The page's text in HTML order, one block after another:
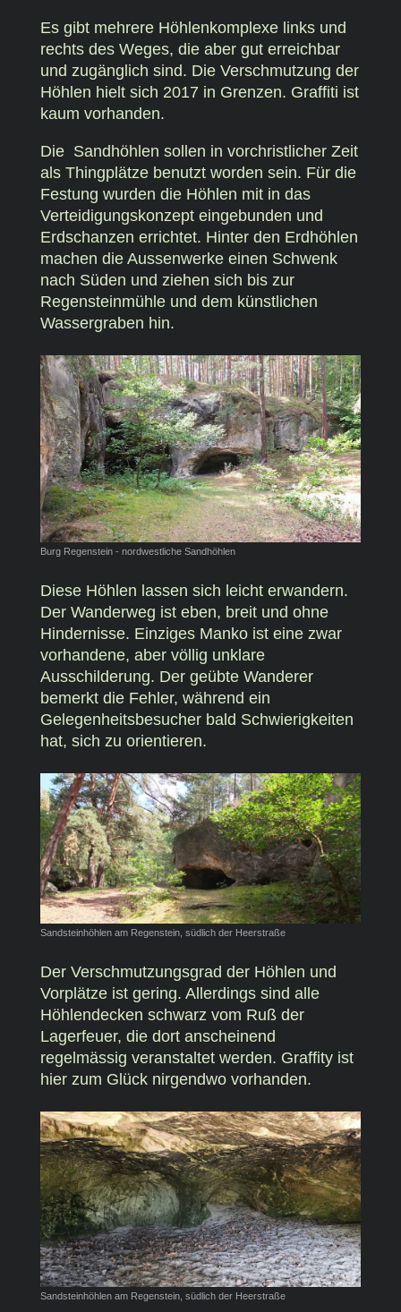
Es gibt mehrere Höhlenkomplexe links und
rechts des Weges, die aber gut erreichbar
und zugänglich sind. Die Verschmutzung der
Höhlen hielt sich 2017 in Grenzen. Graffiti ist
kaum vorhanden.
Die Sandhöhlen sollen in vorchristlicher Zeit
als Thingplätze benutzt worden sein. Für die
Festung wurden die Höhlen mit in das
Verteidigungskonzept eingebunden und
Erdschanzen errichtet. Hinter den Erdhöhlen
machen die Aussenwerke einen Schwenk
nach Süden und ziehen sich bis zur
Regensteinmühle und dem künstlichen
Wassergraben hin.
Burg Regenstein - nordwestliche Sandhöhlen
Diese Höhlen lassen sich leicht erwandern.
Der Wanderweg ist eben, breit und ohne
Hindernisse. Einziges Manko ist eine zwar
vorhandene, aber völlig unklare
Ausschilderung. Der geübte Wanderer
bemerkt die Fehler, während ein
Gelegenheitsbesucher bald Schwierigkeiten
hat, sich zu orientieren.
Sandsteinhöhlen am Regenstein, südlich der Heerstraße
Der Verschmutzungsgrad der Höhlen und
Vorplätze ist gering. Allerdings sind alle
Höhlendecken schwarz vom Ruß der
Lagerfeuer, die dort anscheinend
regelmässig veranstaltet werden. Graffity ist
hier zum Glück nirgendwo vorhanden.
Sandsteinhöhlen am Regenstein, südlich der Heerstraße